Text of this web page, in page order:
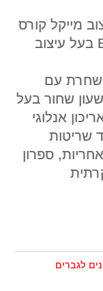
מייקל קורס
Michael Kors מסדרת Bradshaw בעל עיצוב
עם
שחור בעל
תאריכון אנלוגי
שריטות
ספרון
לגברים